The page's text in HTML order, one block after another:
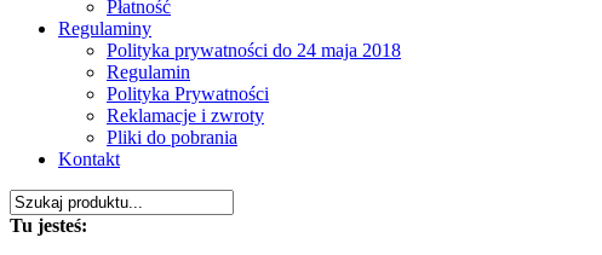
Płatność
Regulaminy
Polityka prywatności do 24 maja 2018
Regulamin
Polityka Prywatności
Reklamacje i zwroty
Pliki do pobrania
Kontakt
Tu jesteś: